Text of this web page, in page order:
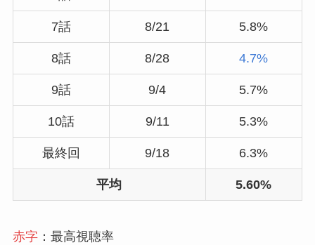
7話 8/21 5.8%
8話 8/28 4.7%
9話 9/4 5.7%
10話 9/11 5.3%
最終回 9/18 6.3%
平均 5.60%
赤字：最高視聴率